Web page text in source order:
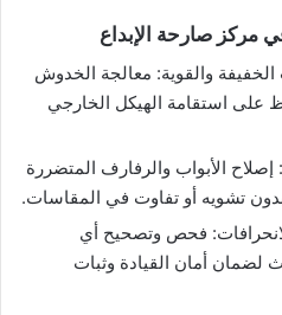
مركز صارحة الإبداع
والقوية: معالجة الخدوش
على استقامة الهيكل الخارجي
الأبواب والرفارف المتضررة
تشويه أو تفاوت في المقاسات.
فحص وتصحيح أي
لضمان أمان القيادة وثبات